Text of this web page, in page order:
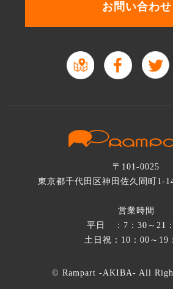
〒101-0025
東京都千代田区神田佐久間町1-
営業時間
平日 ：7：30～21
土日祝：10：00～19
お問い合わせ
© Rampart -AKIBA- All